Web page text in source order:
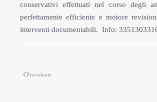
conservativi effettuati nel corso degli
perfettamente efficiente e motore
interventi documentabili. Info:
Precedente